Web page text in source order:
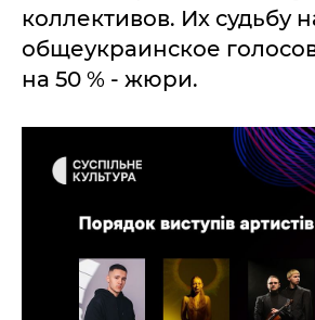
коллективов. Их судьбу
общеукраинское
на 50 % - жюри.